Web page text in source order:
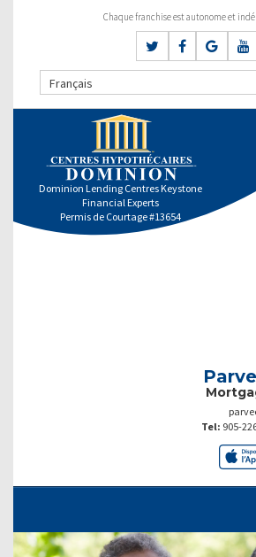
Chaque franchise est autonome et
Français
Dominion Lending Centres Keystone
Financial Experts
Permis de Courtage #13654
Tel: 905-